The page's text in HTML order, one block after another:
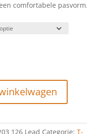
comfortabele pasvorm.
126 Lead Categorie:T-